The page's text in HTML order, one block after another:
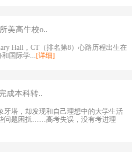
美高牛校o..
Hall，CT（排名第8）心路历程出生在
和国际学... [详细]
成本科转..
牙塔，却发现和自己理想中的大学生活
问题困扰……高考失误，没有考进理